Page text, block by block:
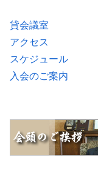
貸会議室
アクセス
スケジュール
入会のご案内